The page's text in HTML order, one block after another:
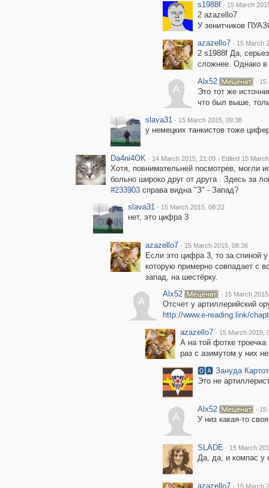
s1988f · 15 March
2 azazello7
У зенитчиков
azazello7 · 15 March
2 s1988f Да,
сложнее. Однако в
A
Alx52 · 15
Это тот же
что был выше,
slava31 · 15 March 2015, 09:38
у немецких танкистов тоже
Da4ni4OK · 14 March 2015, 21:09 · Edited 15
Хотя, повнимательней посмотрев, могли
больно широко друг от друга . Здесь за
#233903справа видна "З" - Запад?
slava31 · 15 March 2015, 08:22
нет, это цифра 3
azazello7 · 15 March 2015, 08:36
Если это цифра 3, то за спиной
которую примерно совпадает с
запад, на шестёрку.
A
Alx52 · 15 March
Отсчет у артиллерийский
http://www.e-reading.link/
azazello7 · 15 March 2015,
А на той фотке
раз с азимутом у них
🅾🅰 Зануда
Это не
A
Alx52 · 15
У низ какая-то
SLADE · 15 March
Да, да, и компас у
azazello7 · 15 March